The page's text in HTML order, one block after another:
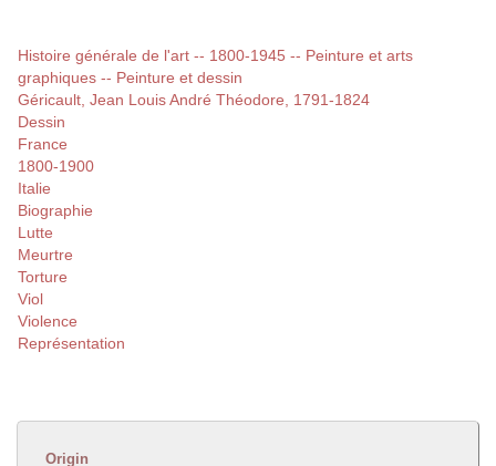
Histoire générale de l'art -- 1800-1945 -- Peinture et arts
graphiques -- Peinture et dessin
Géricault, Jean Louis André Théodore, 1791-1824
Dessin
France
1800-1900
Italie
Biographie
Lutte
Meurtre
Torture
Viol
Violence
Représentation
Origin